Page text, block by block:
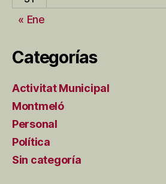
« Ene
Categorías
Activitat Municipal
Montmeló
Personal
Política
Sin categoría